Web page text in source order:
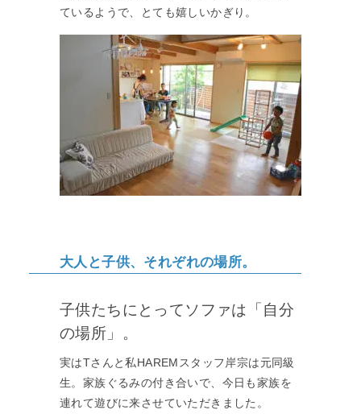
ているようで、とても嬉しいかぎり。
大人と子供、それぞれの場所。
子供たちにとってソファは「自分
の場所」。
実はTさんと私HAREMスタッフ岸宗は元同級
生。家族ぐるみの付き合いで、今日も家族を
連れて遊びに来させていただきました。